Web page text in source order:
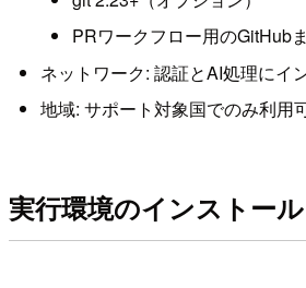
PRワークフロー用のGitHub
ネットワーク: 認証とAI処理にイ
地域: サポート対象国でのみ利用
実行環境のインストール